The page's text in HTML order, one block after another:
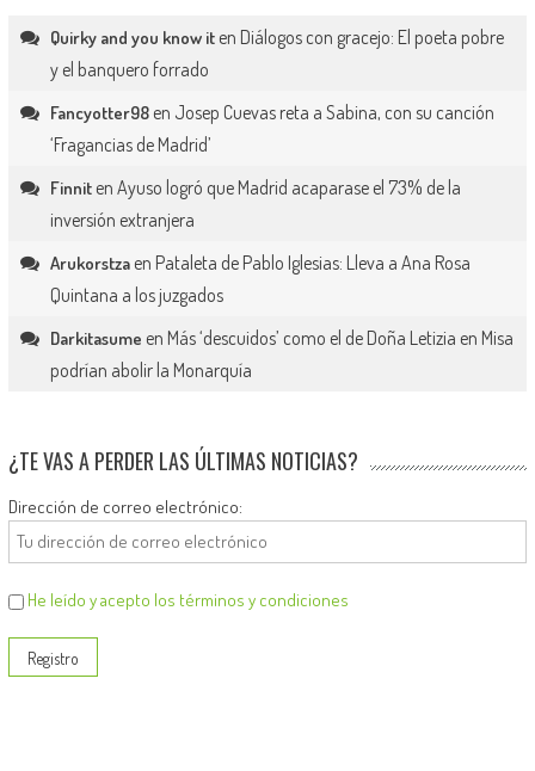
Quirky and you know iten Diálogos con gracejo: El poeta pobre
y el banquero forrado
Fancyotter98en Josep Cuevas reta a Sabina, con su canción
‘Fragancias de Madrid’
Finniten Ayuso logró que Madrid acaparase el 73% de la
inversión extranjera
Arukorstzaen Pataleta de Pablo Iglesias: Lleva a Ana Rosa
Quintana a los juzgados
Darkitasume en Más ‘descuidos’ como el de Doña Letizia en Misa
podrían abolir la Monarquía
¿TE VAS A PERDER LAS ÚLTIMAS NOTICIAS?
Dirección de correo electrónico:
He leído y acepto los términos y condiciones